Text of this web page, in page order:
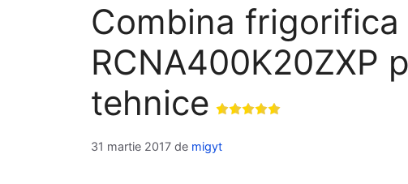
Combina frigorifica
RCNA400K20ZXP
tehnice
31 martie 2017 de migyt